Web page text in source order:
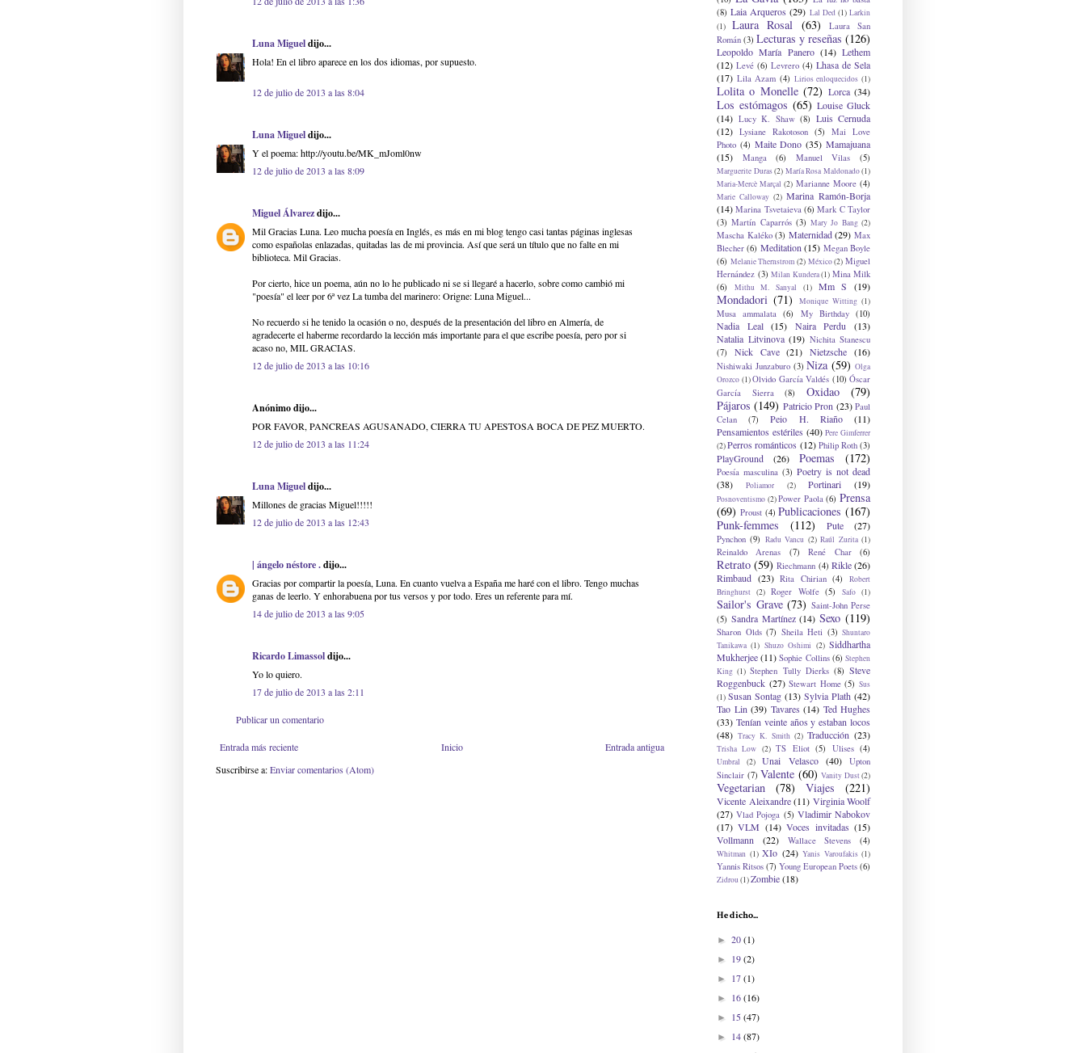
Luna Migueldijo...
Hola! En el libro aparece en los dos idiomas, por supuesto.
12 de julio de 2013 a las 8:04
Luna Migueldijo...
Y el poema: http://youtu.be/MK_mJoml0nw
12 de julio de 2013 a las 8:09
Miguel Álvarezdijo...
Mil Gracias Luna. Leo mucha poesía en Inglés, es más en mi blog tengo casi tantas páginas inglesas
como españolas enlazadas, quitadas las de mi provincia. Así que será un título que no falte en mi
biblioteca. Mil Gracias.
Por cierto, hice un poema, aún no lo he publicado ni se si llegaré a hacerlo, sobre como cambió mi
"poesía" el leer por 6ª vez La tumba del marinero: Origne: Luna Miguel...
No recuerdo si he tenido la ocasión o no, después de la presentación del libro en Almería, de
agradecerte el haberme recordardo la lección más importante para el que escribe poesía, pero por si
acaso no, MIL GRACIAS.
12 de julio de 2013 a las 10:16
Anónimo dijo...
POR FAVOR, PANCREAS AGUSANADO, CIERRA TU APESTOSA BOCA DE PEZ MUERTO.
12 de julio de 2013 a las 11:24
Luna Migueldijo...
Millones de gracias Miguel!!!!!
12 de julio de 2013 a las 12:43
| ángelo néstore .dijo...
Gracias por compartir la poesía, Luna. En cuanto vuelva a España me haré con el libro. Tengo muchas
ganas de leerlo. Y enhorabuena por tus versos y por todo. Eres un referente para mí.
14 de julio de 2013 a las 9:05
Ricardo Limassoldijo...
Yo lo quiero.
17 de julio de 2013 a las 2:11
Publicar un comentario
Entrada más reciente Entrada antigua
Inicio
Suscribirse a:Enviar comentarios (Atom)
(8) Laia Arqueros (29) Lal Ded (1) Larkin
(1)
Laura Rosal (63)
Laura San
Román (3) Lecturas y reseñas (126)
Leopoldo María Panero (14) Lethem
(12) Levé (6) Levrero (4) Lhasa de Sela
(17) Lila Azam (4) Lirios enloquecidos (1)
Lolita o Monelle (72) Lorca (34)
Los estómagos (65) Louise Gluck
(14) Lucy K. Shaw (8) Luis Cernuda
(12) Lysiane Rakotoson (5)
Mai Love
Photo (4) Maite Dono (35) Mamajuana
(15)
Manga (6) Manuel Vilas (5)
Marguerite Duras(2) María Rosa Maldonado(1)
Maria-Mercè Marçal (2) Marianne Moore (4)
Marie Calloway (2) Marina Ramón-Borja
(14) Marina Tsvetaieva (6) Mark C Taylor
(3) Martín Caparrós (3) Mary Jo Bang (2)
Mascha Kaléko (3) Maternidad (29) Max
Blecher (6) Meditation (15) Megan Boyle
(6) Melanie Thernstrom (2) México (2) Miguel
Hernández (3) Milan Kundera(1) Mina Milk
(6)
Mithu M. Sanyal (1) Mm S (19)
Mondadori (71) Monique Witting (1)
Musa ammalata (6) My Birthday (10)
Nadia Leal (15) Naira Perdu
(13)
Natalia Litvinova (19) Nichita Stanescu
(7)
Nick Cave (21) Nietzsche (16)
Nishiwaki Junzaburo (3) Niza (59) Olga
Orozco (1)Olvido García Valdés (10) Óscar
García Sierra
(8) Oxidao
(79)
Pájaros (149) Patricio Pron (23) Paul
Celan
(7) Peio H. Riaño
(11)
Pensamientos estériles (40) Pere Gimferrer
(2)Perros románticos (12) Philip Roth (3)
PlayGround (26) Poemas (172)
Poesía masculina (3) Poetry is not dead
(38)
Poliamor (2) Portinari (19)
Posnoventismo (2) Power Paola (6) Prensa
(69) Proust (4) Publicaciones (167)
Punk-femmes
(112) Pute (27)
Pynchon (9) Radu Vancu (2) Raúl Zurita (1)
Reinaldo Arenas (7) René Char (6)
Retrato (59) Riechmann (4) Rikle (26)
Rimbaud (23) Rita Chirian (4)
Robert
Bringhurst (2) Roger Wolfe (5) Safo (1)
Sailor's Grave (73) Saint-John Perse
(5) Sandra Martínez (14) Sexo (119)
Sharon Olds (7) Sheila Heti (3) Shuntaro
Tanikawa (1) Shuzo Oshimi (2) Siddhartha
Mukherjee (11) Sophie Collins (6) Stephen
King (1) Stephen Tully Dierks (8) Steve
Roggenbuck (27) Stewart Home (5) Sus
(1) Susan Sontag (13) Sylvia Plath (42)
Tao Lin (39) Tavares (14) Ted Hughes
(33) Tenían veinte años y estaban locos
(48) Tracy K. Smith (2) Traducción (23)
Trisha Low (2) TS Eliot (5) Ulises (4)
Umbral (2) Unai Velasco (40)
Upton
Sinclair (7) Valente (60) Vanity Dust(2)
Vegetarian (78) Viajes (221)
Vicente Aleixandre (11) Virginia Woolf
(27) Vlad Pojoga (5) Vladimir Nabokov
(17) VLM (14) Voces invitadas (15)
Vollmann
(22) Wallace Stevens (4)
Whitman (1) XIo (24) Yanis Varoufakis (1)
Yannis Ritsos (7) Young European Poets (6)
Zidrou(1)Zombie(18)
He dicho...
► 20(1)
► 19(2)
► 17(1)
► 16(16)
► 15(47)
► 14(87)